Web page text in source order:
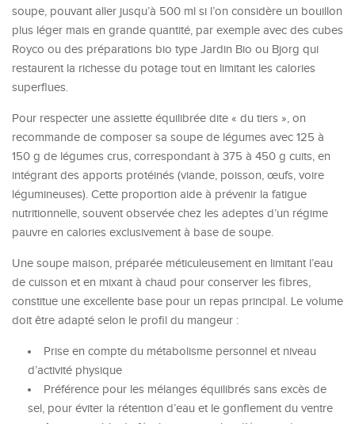
soupe, pouvant aller jusqu’à 500 ml si l’on considère un bouillon
plus léger mais en grande quantité, par exemple avec des cubes
Royco ou des préparations bio type Jardin Bio ou Bjorg qui
restaurent la richesse du potage tout en limitant les calories
superflues.
Pour respecter une assiette équilibrée dite « du tiers », on
recommande de composer sa soupe de légumes avec 125 à
150 g de légumes crus, correspondant à 375 à 450 g cuits, en
intégrant des apports protéinés (viande, poisson, œufs, voire
légumineuses). Cette proportion aide à prévenir la fatigue
nutritionnelle, souvent observée chez les adeptes d’un régime
pauvre en calories exclusivement à base de soupe.
Une soupe maison, préparée méticuleusement en limitant l’eau
de cuisson et en mixant à chaud pour conserver les fibres,
constitue une excellente base pour un repas principal. Le volume
doit être adapté selon le profil du mangeur :
Prise en compte du métabolisme personnel et niveau
d’activité physique
Préférence pour les mélanges équilibrés sans excès de
sel, pour éviter la rétention d’eau et le gonflement du ventre